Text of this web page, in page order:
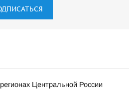
Центральной России